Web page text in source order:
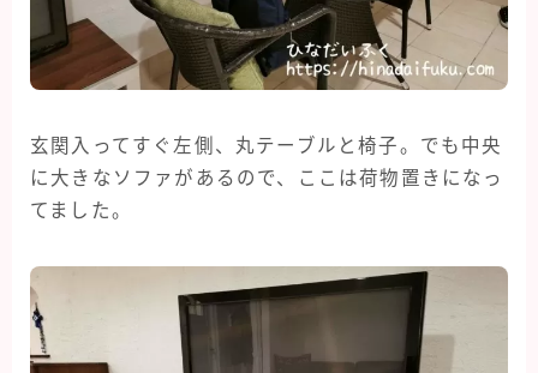
玄関入ってすぐ左側、丸テーブルと椅子。でも中央
に大きなソファがあるので、ここは荷物置きになっ
てました。